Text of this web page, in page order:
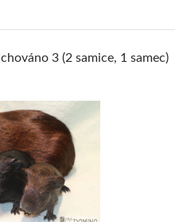
3 (2 samice, 1 samec)